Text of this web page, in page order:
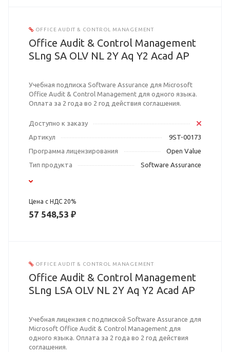
OFFICE AUDIT & CONTROL MANAGEMENT
Office Audit & Control Management
SLng SA OLV NL 2Y Aq Y2 Acad AP
Учебная подписка Software Assurance для Microsoft
Office Audit & Control Management для одного языка.
Оплата за 2 года во 2 год действия соглашения.
Доступно к заказу
Артикул
9ST-00173
Программа лицензирования
Open Value
Тип продукта
Software Assurance
Цена с НДС 20%
57 548,53 ₽
OFFICE AUDIT & CONTROL MANAGEMENT
Office Audit & Control Management
SLng LSA OLV NL 2Y Aq Y2 Acad AP
Учебная лицензия с подпиской Software Assurance для
Microsoft Office Audit & Control Management для
одного языка. Оплата за 2 года во 2 год действия
соглашения.